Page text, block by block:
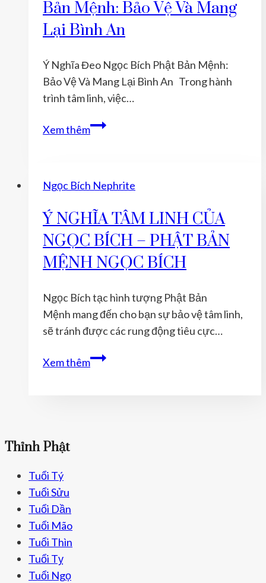
BẢN
MỆNH
NGỌC
BÍCH
Bản Mệnh: Bảo Vệ Và Mang
Lại Bình An
Ý Nghĩa Đeo Ngọc Bích Phật Bản Mệnh:
Bảo Vệ Và Mang Lại Bình An Trong hành
trình tâm linh, việc…
Xem thêmÝ
Bích
Phật
Bản
Mệnh:
Bảo
Vệ
Mang
Lại
Bình
An
Ngọc Bích Nephrite
Ý NGHĨA TÂM LINH CỦA
NGỌC BÍCH – PHẬT BẢN
MỆNH NGỌC BÍCH
Ngọc Bích tạc hình tượng Phật Bản
Mệnh mang đến cho bạn sự bảo vệ tâm linh,
sẽ tránh được các rung động tiêu cực…
Xem thêmÝ
Thỉnh Phật
Tuổi Tý
Tuổi Sửu
Tuổi Dần
Tuổi Mão
Tuổi Thìn
Tuổi Tỵ
Tuổi Ngọ